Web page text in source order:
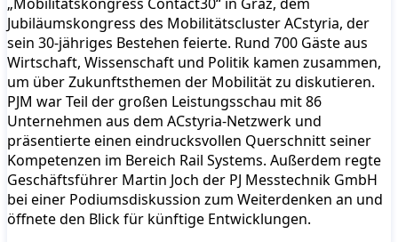
Jubiläumskongress des Mobilitätscluster ACstyria, der
sein 30-jähriges Bestehen feierte. Rund 700 Gäste aus
Wirtschaft, Wissenschaft und Politik kamen zusammen,
um über Zukunftsthemen der Mobilität zu diskutieren.
PJM war Teil der großen Leistungsschau mit 86
Unternehmen aus dem ACstyria-Netzwerk und
präsentierte einen eindrucksvollen Querschnitt seiner
Kompetenzen im Bereich Rail Systems. Außerdem regte
Geschäftsführer Martin Joch der PJ Messtechnik GmbH
bei einer Podiumsdiskussion zum Weiterdenken an und
öffnete den Blick für künftige Entwicklungen.